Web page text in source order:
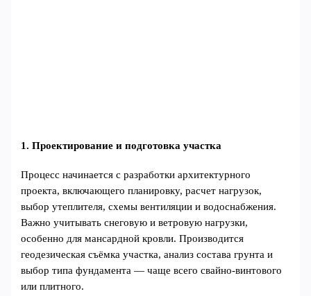
1. Проектирование и подготовка участка
Процесс начинается с разработки архитектурного
проекта, включающего планировку, расчет нагрузок,
выбор утеплителя, схемы вентиляции и водоснабжения.
Важно учитывать снеговую и ветровую нагрузки,
особенно для мансардной кровли. Производится
геодезическая съёмка участка, анализ состава грунта и
выбор типа фундамента — чаще всего свайно-винтового
или плитного.